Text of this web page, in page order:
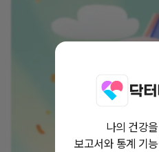
나의 건강
보고서와 통계 기